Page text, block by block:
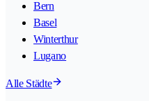
Bern
Basel
Winterthur
Lugano
Alle Städte